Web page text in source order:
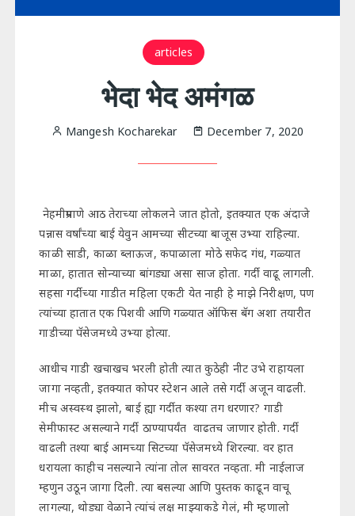
articles
भेदा भेद अमंगळ
Mangesh Kocharekar December 7, 2020
नेहमीप्रमाणे आठ तेराच्या लोकलने जात होतो, इतक्यात एक अंदाजे
पन्नास वर्षांच्या बाई येवुन आमच्या सीटच्या बाजूस उभ्या राहिल्या.
काळी साडी, काळा ब्लाऊज, कपाळाला मोठे सफेद गंध, गळ्यात
माळा, हातात सोन्याच्या बांगड्या असा साज होता. गर्दी वाढू लागली.
सहसा गर्दीच्या गाडीत महिला एकटी येत नाही हे माझे निरीक्षण, पण
त्यांच्या हातात एक पिशवी आणि गळ्यात ऑफिस बॅग अशा तयारीत
गाडीच्या पॅसेजमध्ये उभ्या होत्या.
आधीच गाडी खचाखच भरली होती त्यात कुठेही नीट उभे राहायला
जागा नव्हती, इतक्यात कोपर स्टेशन आले तसे गर्दी अजून वाढली.
मीच अस्वस्थ झालो, बाई ह्या गर्दीत कश्या तग धरणार? गाडी
सेमीफास्ट असल्याने गर्दी ठाण्यापर्यंत वाढतच जाणार होती. गर्दी
वाढली तश्या बाई आमच्या सिटच्या पॅसेजमध्ये शिरल्या. वर हात
धरायला काहीच नसल्याने त्यांना तोल सावरत नव्हता. मी नाईलाज
म्हणुन उठून जागा दिली. त्या बसल्या आणि पुस्तक काढून वाचू
लागल्या, थोड्या वेळाने त्यांचं लक्ष माझ्याकडे गेलं, मी म्हणालो